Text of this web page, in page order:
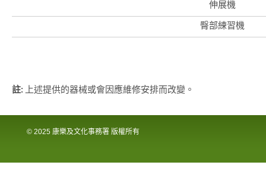
伸展機
臀部練習機
註: 上述提供的器械或會因應維修安排而改變。
© 2025 康樂及文化事務署 版權所有